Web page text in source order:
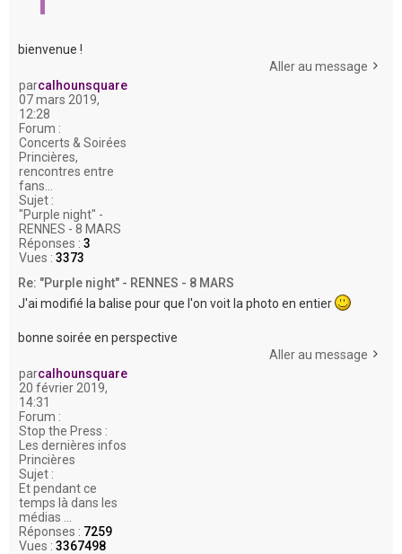
bienvenue !
Aller au message
parcalhounsquare
07 mars 2019,
12:28
Forum :
Concerts & Soirées
Princières,
rencontres entre
fans...
Sujet :
"Purple night" -
RENNES - 8 MARS
Réponses : 3
Vues : 3373
Re: "Purple night" - RENNES - 8 MARS
J'ai modifié la balise pour que l'on voit la photo en entier
bonne soirée en perspective
Aller au message
parcalhounsquare
20 février 2019,
14:31
Forum :
Stop the Press :
Les dernières infos
Princières
Sujet :
Et pendant ce
temps là dans les
médias ...
Réponses : 7259
Vues : 3367498